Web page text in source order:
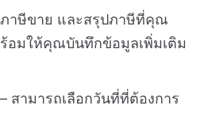
าษีขาย และสรุปภาษีที่คุณ
อมให้คุณบันทึกข้อมูลเพิ่มเติม
สามารถเลือกวันที่ที่ต้องการ